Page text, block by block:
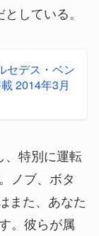
している。
セデス・ベン
2014年3月
、特別に運転
ノブ、ボタ
また、あなた
。彼らが属